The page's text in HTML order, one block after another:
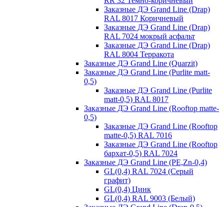
Заказные ДЭ Grand Line (Drap)
RAL 8017 Коричневый
Заказные ДЭ Grand Line (Drap)
RAL 7024 мокрый асфальт
Заказные ДЭ Grand Line (Drap)
RAL 8004 Терракота
Заказные ДЭ Grand Line (Quarzit)
Заказные ДЭ Grand Line (Purlite matt-
0,5)
Заказные ДЭ Grand Line (Purlite
matt-0,5) RAL 8017
Заказные ДЭ Grand Line (Rooftop matte-
0,5)
Заказные ДЭ Grand Line (Rooftop
matte-0,5) RAL 7016
Заказные ДЭ Grand Line (Rooftop
бархат-0,5) RAL 7024
Заказные ДЭ Grand Line (PE,Zn-0,4)
GL(0,4) RAL 7024 (Серый
графит)
GL(0,4) Цинк
GL(0,4) RAL 9003 (Белый)